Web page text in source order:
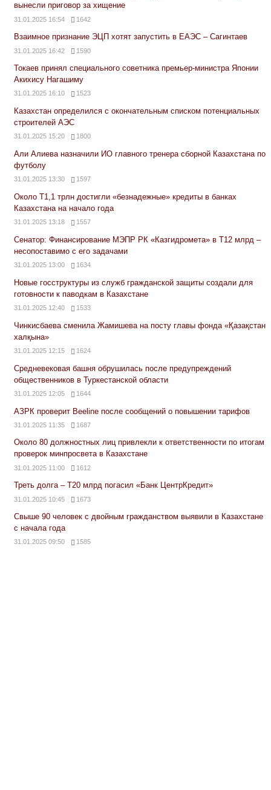
вынесли приговор за хищение
31.01.2025 16:54 1642
Взаимное признание ЭЦП хотят запустить в ЕАЭС – Сагинтаев
31.01.2025 16:42 1590
Токаев принял специального советника премьер-министра Японии
Акихису Нагашиму
31.01.2025 16:10 1523
Казахстан определился с окончательным списком потенциальных
строителей АЭС
31.01.2025 15:20 1800
Али Алиева назначили ИО главного тренера сборной Казахстана по
футболу
31.01.2025 13:30 1597
Около Т1,1 трлн достигли «безнадежные» кредиты в банках
Казахстана на начало года
31.01.2025 13:18 1557
Сенатор: Финансирование МЭПР РК «Казгидромета» в Т12 млрд –
несопоставимо с его задачами
31.01.2025 13:00 1634
Новые госструктуры из служб гражданской защиты создали для
готовности к паводкам в Казахстане
31.01.2025 12:40 1533
Чинкисбаева сменила Жамишева на посту главы фонда «Қазақстан
халқына»
31.01.2025 12:15 1624
Средневековая башня обрушилась после предупреждений
общественников в Туркестанской области
31.01.2025 12:05 1644
АЗРК проверит Beeline после сообщений о повышении тарифов
31.01.2025 11:35 1687
Около 80 должностных лиц привлекли к ответственности по итогам
проверок минпросвета в Казахстане
31.01.2025 11:00 1612
Треть долга – Т20 млрд погасил «Банк ЦентрКредит»
31.01.2025 10:45 1673
Свыше 90 человек с двойным гражданством выявили в Казахстане
с начала года
31.01.2025 09:50 1585